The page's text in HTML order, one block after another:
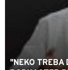
"NEKO TREBA